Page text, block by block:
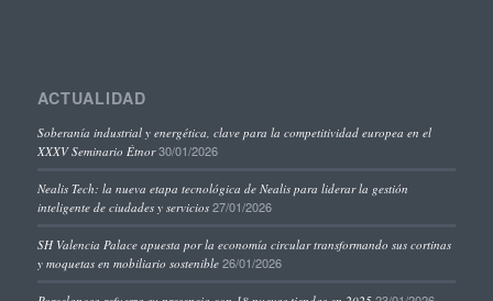
ACTUALIDAD
Soberanía industrial y energética, clave para la competitividad europea en el
XXXV Seminario Étnor 30/01/2026
Nealis Tech: la nueva etapa tecnológica de Nealis para liderar la gestión
inteligente de ciudades y servicios 27/01/2026
SH Valencia Palace apuesta por la economía circular transformando sus cortinas
y moquetas en mobiliario sostenible 26/01/2026